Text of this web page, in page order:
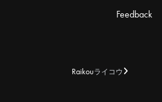
Feedback
Raikouライコウ